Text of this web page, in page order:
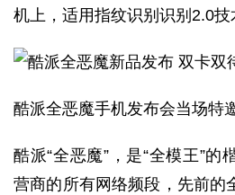
机上，适用指纹识别识别2.0技
酷派全恶魔手机发布会当场特
酷派“全恶魔”，是“全模王”的
营商的所有网络频段，先前的